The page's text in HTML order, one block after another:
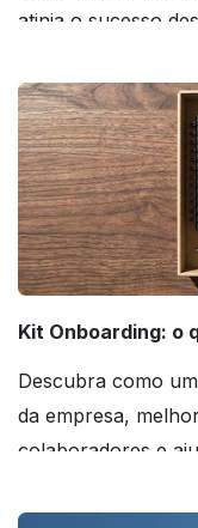
atinja o sucesso
Kit Onboarding: o
Descubra como
da empresa,
colaboradores e